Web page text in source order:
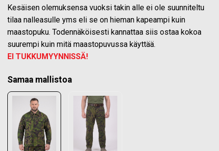
Kesäisen olemuksensa vuoksi takin alle ei ole suunniteltu
tilaa nalleasulle yms eli se on hieman kapeampi kuin
maastopuku. Todennäköisesti kannattaa siis ostaa kokoa
suurempi kuin mitä maastopuvussa käyttää.
EI TUKKUMYYNNISSÄ!
Samaa mallistoa